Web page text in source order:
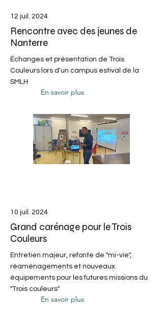
12 juil. 2024
Rencontre avec des jeunes de
Nanterre
Échanges et présentation de Trois
Couleurs lors d'un campus estival de la
SMLH
En savoir plus
10 juil. 2024
Grand carénage pour le Trois
Couleurs
Entretien majeur, refonte de "mi-vie",
réaménagements et nouveaux
équipements pour les futures missions du
"Trois couleurs"
En savoir plus